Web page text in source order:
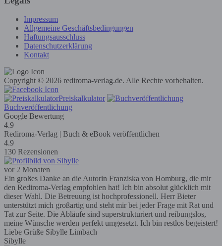
Impressum
Allgemeine Geschäftsbedingungen
Haftungsausschluss
Datenschutzerklärung
Kontakt
Copyright © 2026 rediroma-verlag.de. Alle Rechte vorbehalten.
Preiskalkulator
Buchveröffentlichung
Google Bewertung
4.9
Rediroma-Verlag | Buch & eBook veröffentlichen
4.9
130 Rezensionen
vor 2 Monaten
Ein großes Danke an die Autorin Franziska von Homburg, die mir
den Rediroma-Verlag empfohlen hat! Ich bin absolut glücklich mit
dieser Wahl. Die Betreuung ist hochprofessionell. Herr Bieter
unterstützt mich großartig und steht mir bei jeder Frage mit Rat und
Tat zur Seite. Die Abläufe sind superstrukturiert und reibungslos,
meine Wünsche werden perfekt umgesetzt. Ich bin restlos begeistert!
Liebe Grüße Sibylle Limbach
Sibylle